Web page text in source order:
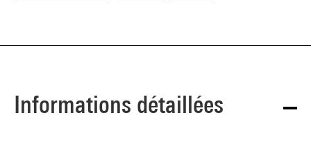
Informations détaillées